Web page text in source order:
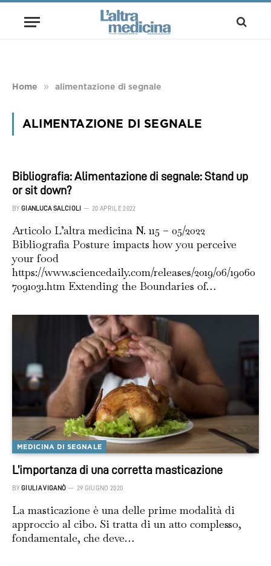
Home » alimentazione di segnale
ALIMENTAZIONE DI SEGNALE
Bibliografia: Alimentazione di segnale: Stand up
or sit down?
BY GIANLUCA SALCIOLI 20 APRILE 2022
Articolo L’altra medicina N. 115 – 05/2022
Bibliografia Posture impacts how you perceive
your food
https://www.sciencedaily.com/releases/2019/06/19060
7091031.htm Extending the Boundaries of…
MEDICINA DI SEGNALE
L’importanza di una corretta masticazione
BY GIULIA VIGANÒ 29 GIUGNO 2020
La masticazione è una delle prime modalità di
approccio al cibo. Si tratta di un atto complesso,
fondamentale, che deve…